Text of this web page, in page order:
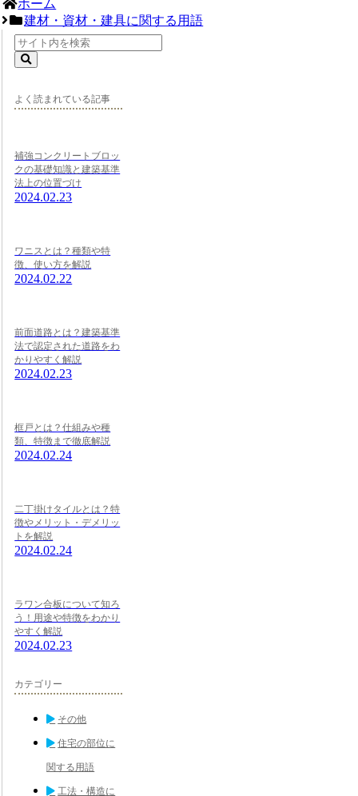
ホーム
建材・資材・建具に関する用語
よく読まれている記事
補強コンクリートブロッ
クの基礎知識と建築基準
法上の位置づけ
2024.02.23
ワニスとは？種類や特
徴、使い方を解説
2024.02.22
前面道路とは？建築基準
法で認定された道路をわ
かりやすく解説
2024.02.23
框戸とは？仕組みや種
類、特徴まで徹底解説
2024.02.24
二丁掛けタイルとは？特
徴やメリット・デメリッ
トを解説
2024.02.24
ラワン合板について知ろ
う！用途や特徴をわかり
やすく解説
2024.02.23
カテゴリー
その他
住宅の部位に
関する用語
工法・構造に